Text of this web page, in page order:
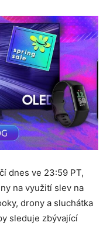
dnes ve 23:59 PT,
na využití slev na
drony a sluchátka
sleduje zbývající